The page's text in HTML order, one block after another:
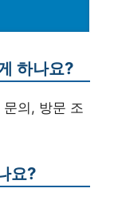
하나요?
의, 방문 조
요?